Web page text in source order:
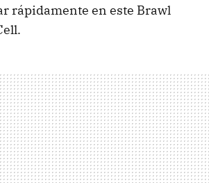
rápidamente en este Brawl